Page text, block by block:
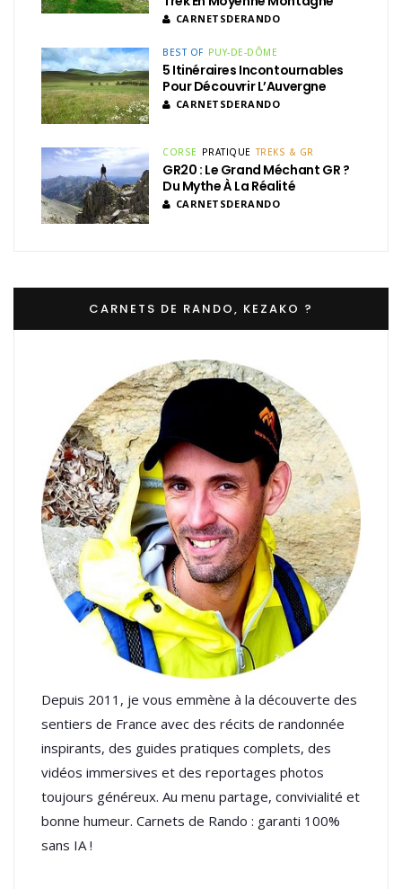
CARNETSDERANDO
BEST OF PUY-DE-DÔME
5 Itinéraires Incontournables
Pour Découvrir L’Auvergne
CARNETSDERANDO
CORSE PRATIQUE TREKS & GR
GR20 : Le Grand Méchant GR ?
Du Mythe À La Réalité
CARNETSDERANDO
CARNETS DE RANDO, KEZAKO ?
Depuis 2011, je vous emmène à la découverte des
sentiers de France avec des récits de randonnée
inspirants, des guides pratiques complets, des
vidéos immersives et des reportages photos
toujours généreux. Au menu partage, convivialité et
bonne humeur. Carnets de Rando : garanti 100%
sans IA !